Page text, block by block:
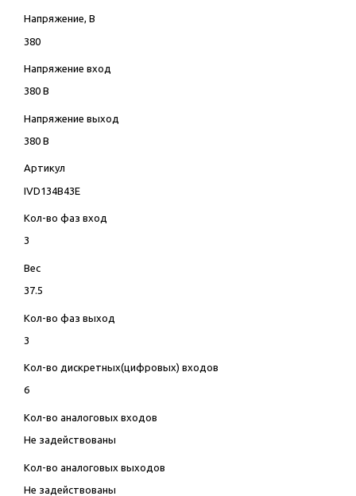
Напряжение, В
380
Напряжение вход
380 В
Напряжение выход
380 В
Артикул
IVD134B43E
Кол-во фаз вход
3
Вес
37.5
Кол-во фаз выход
3
Кол-во дискретных(цифровых) входов
6
Кол-во аналоговых входов
Не задействованы
Кол-во аналоговых выходов
Не задействованы